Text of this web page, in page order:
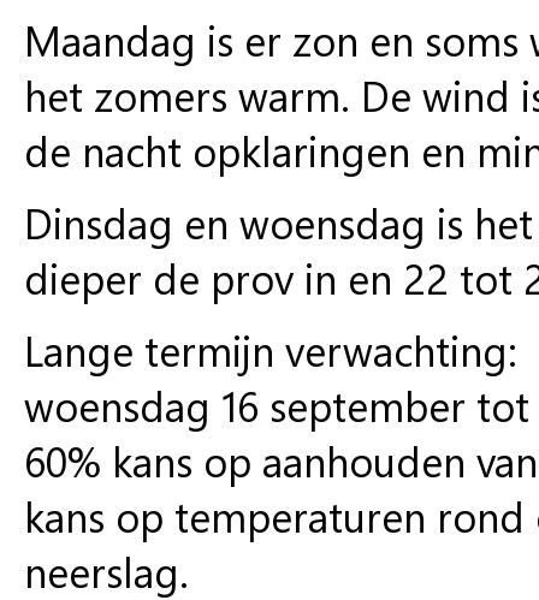
Maandag is er zon en
het zomers warm. De wind
de nacht opklaringen en
Dinsdag en woensdag is
dieper de prov in en 22 tot
Lange termijn verwachting:
woensdag 16 september
60% kans op aanhouden
kans op temperaturen
neerslag.